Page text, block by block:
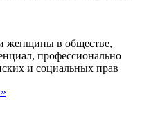
женщины в обществе,
профессионально
и социальных прав